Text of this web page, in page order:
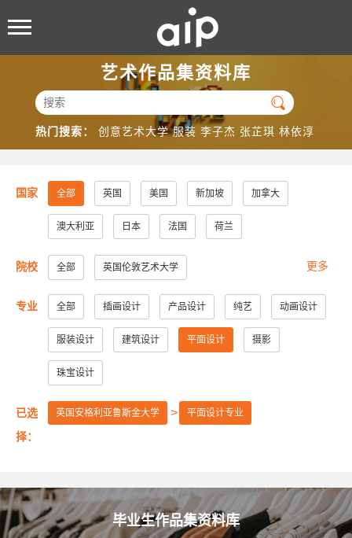
艺术作品集资料库

热门搜索： 创意艺术大学 服装 李子杰 张芷琪 林依淳
国家 全部 英国 美国 新加坡 加拿大
澳大利亚 日本 法国 荷兰
院校 全部 英国伦敦艺术大学
美国加州大学洛杉矶分校 美国加州大学圣地亚哥分校
美国纽约视觉艺术学院 美国帕森斯设计学院
美国艺术中心设计学院
美国纽约普瑞特艺术学院
美国芝加哥艺术学院 英国赫特福德大学
英国金斯顿大学 英国格拉斯哥艺术学院
更多
专业 全部 插画设计 产品设计 纯艺 动画设计
服装设计 建筑设计 平面设计 摄影
珠宝设计
已选
择：
英国安格利亚鲁斯金大学 平面设计专业
毕业生作品集资料库